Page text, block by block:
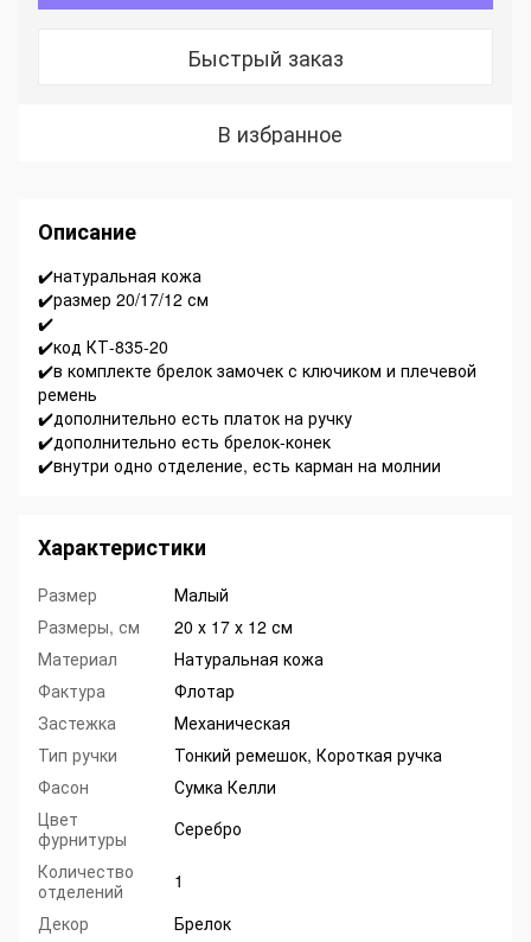
Быстрый заказ
В избранное
Описание
✔️натуральная кожа
✔️размер 20/17/12 см
✔️
✔️код КТ-835-20
✔️в комплекте брелок замочек с ключиком и плечевой
ремень
✔️дополнительно есть платок на ручку
✔️дополнительно есть брелок-конек
✔️внутри одно отделение, есть карман на молнии
Характеристики
Размер
Малый
Размеры, см
20 х 17 х 12 см
Материал
Натуральная кожа
Фактура
Флотар
Застежка
Механическая
Тип ручки
Тонкий ремешок, Короткая ручка
Фасон
Сумка Келли
Цвет
фурнитуры
Серебро
Количество
отделений
1
Декор
Брелок